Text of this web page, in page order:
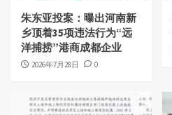
朱东亚投案：曝出河南新
乡顶着35项违法行为“远
洋捕捞”港商成都企业
2026年7月28日 0